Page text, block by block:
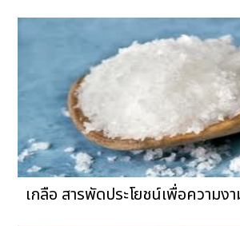
เกลือ สารพัดประโยชน์เพื่อความงา